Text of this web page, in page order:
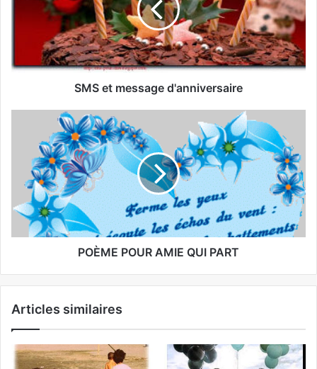
SMS et message d'anniversaire
POÈME POUR AMIE QUI PART
Articles similaires